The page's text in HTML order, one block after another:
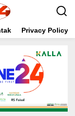
Privacy Policy